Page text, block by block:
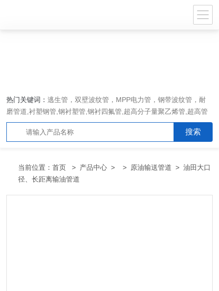
热门关键词：逃生管，双壁波纹管，MPP电力管，钢带波纹管，耐
磨管道,衬塑钢管,钢衬塑管,钢衬四氟管,超高分子量聚乙烯管,超高管
当前位置：首页 > 产品中心 > > 原油输送管道 > 油田大口
径、长距离输油管道